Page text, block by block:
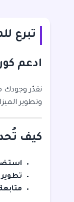
تبرع
ادعم
نقدّر وجودك
وتطوير
كيف